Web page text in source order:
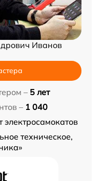
Иванов
– 5 лет
– 1 040
электросамокатов
техническое,